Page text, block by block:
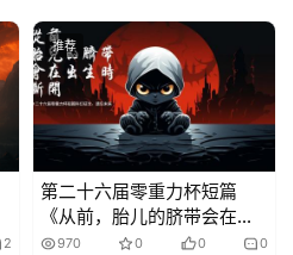
2
推荐
第二十六届零重力杯短篇
《从前，胎儿的脐带会在出
生时断开》评论
970 0 0 0